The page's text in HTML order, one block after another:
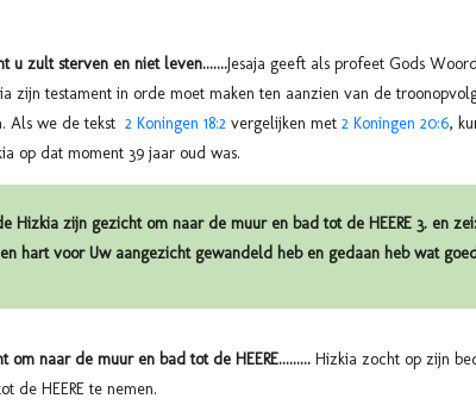
u zult sterven en niet leven.......Jesaja geeft als profeet Gods
zijn testament in orde moet maken ten aanzien van de
Als we de tekst 2 Koningen 18:2 vergelijken met 2 Koningen 20:6,
op dat moment 39 jaar oud was.
Hizkia zijn gezicht om naar de muur en bad tot de HEERE 3. en
hart voor Uw aangezicht gewandeld heb en gedaan heb wat
naar de muur en bad tot de HEERE......... Hizkia zocht op zijn
de HEERE te nemen.